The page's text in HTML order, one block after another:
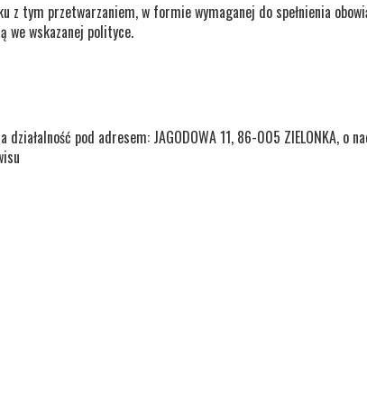
z tym przetwarzaniem, w formie wymaganej do spełnienia
we wskazanej polityce.
pod adresem: JAGODOWA 11, 86-005 ZIELONKA, o